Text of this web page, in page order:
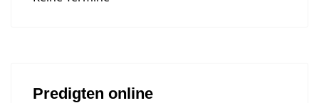
Predigten online